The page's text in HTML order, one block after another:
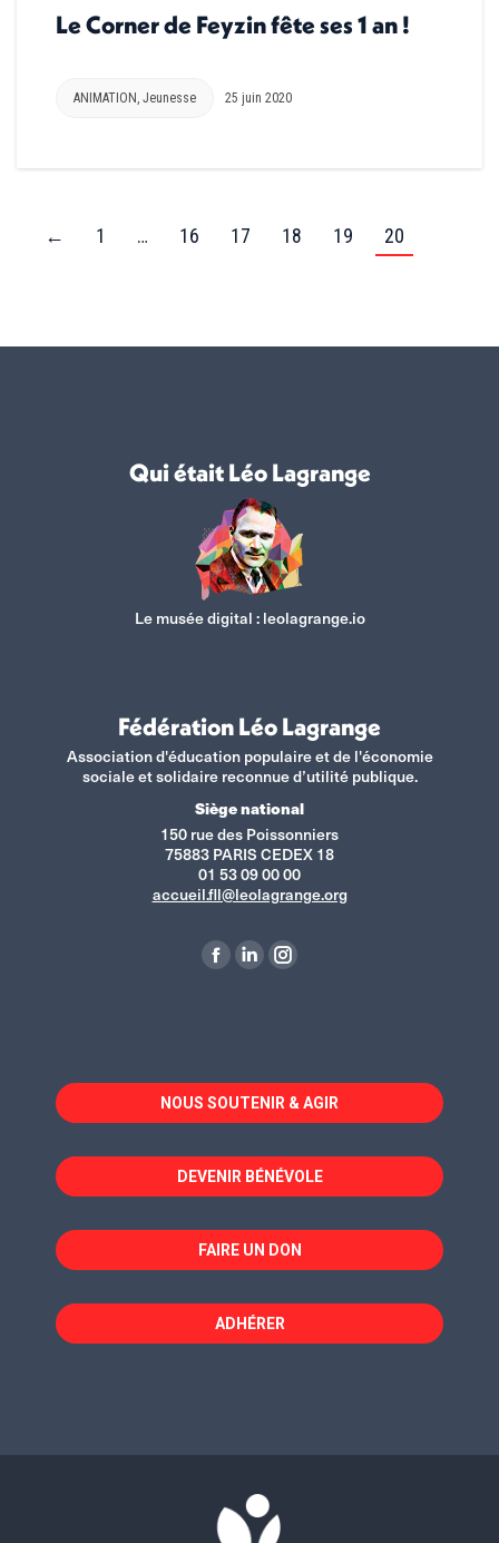
Le Corner de Feyzin fête ses 1 an !
ANIMATION , Jeunesse 25 juin 2020
← 1 … 16 17 18 19 20
Qui était Léo Lagrange
Le musée digital :leolagrange.io
Fédération Léo Lagrange
Association d'éducation populaire et de l'économie
sociale et solidaire reconnue d’utilité publique.
Siège national
150 rue des Poissonniers
75883 PARIS CEDEX 18
01 53 09 00 00
accueil.fll@leolagrange.org
La
dans
une
fenêtre
La
dans
une
fenêtre
La
dans
une
fenêtre
NOUS SOUTENIR & AGIR
DEVENIR BÉNÉVOLE
FAIRE UN DON
ADHÉRER